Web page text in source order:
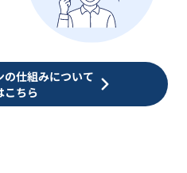
仕組みについて
こちら